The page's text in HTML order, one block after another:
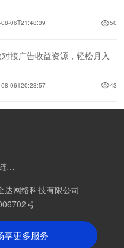
06T21:48:39 50
接广告收益资源，轻松月入
06T20:23:57 43
享更多服务
平台介绍：企谈商务资源对接平台是链接资源人脉与客户的平台,也是地推app接任务平台、地推拉新团队接单平台。平台汇聚100W+商务资源，地推拉新、APP推广、BD异业合作等业务可免费发布。同时全国的地推团队和个人都可在地推接单平台找到赚钱项目和分享交流地推问题。
网络科技有限公司
号